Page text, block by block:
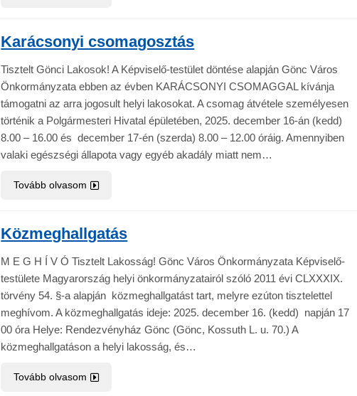
Karácsonyi csomagosztás
Tisztelt Gönci Lakosok! A Képviselő-testület döntése alapján Gönc Város
Önkormányzata ebben az évben KARÁCSONYI CSOMAGGAL kívánja
támogatni az arra jogosult helyi lakosokat. A csomag átvétele személyesen
történik a Polgármesteri Hivatal épületében, 2025. december 16-án (kedd)
8.00 – 16.00 és december 17-én (szerda) 8.00 – 12.00 óráig. Amennyiben
valaki egészségi állapota vagy egyéb akadály miatt nem…
Tovább olvasom
Közmeghallgatás
M E G H Í V Ó Tisztelt Lakosság! Gönc Város Önkormányzata Képviselő-
testülete Magyarország helyi önkormányzatairól szóló 2011 évi CLXXXIX.
törvény 54. §-a alapján közmeghallgatást tart, melyre ezúton tisztelettel
meghívom. A közmeghallgatás ideje: 2025. december 16. (kedd) napján 17
00 óra Helye: Rendezvényház Gönc (Gönc, Kossuth L. u. 70.) A
közmeghallgatáson a helyi lakosság, és…
Tovább olvasom